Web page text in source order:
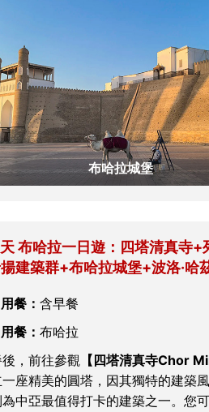
布哈拉城堡
布哈拉一日遊：四塔清真寺
建築群+布哈拉城堡+波洛·哈
用餐： 含早餐
用餐： 布哈拉
，前往參觀 【四塔清真寺Chor
座精美的圓塔，因其獨特的建築
中亞最值得打卡的建築之一。您